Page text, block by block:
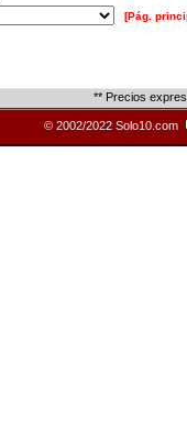
[Pág.
** Precios
© 2002/2022 Solo10.com